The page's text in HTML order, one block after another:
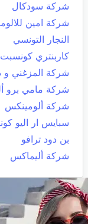
شركة سودكال
شركة امين
النجار التونسي
كاربنتري كونسبت
شركة المزغني و
شركة مامي برو
شركة ألومينكس
سبايس ار اليو
بن دود ترافو
شركة أليماكس